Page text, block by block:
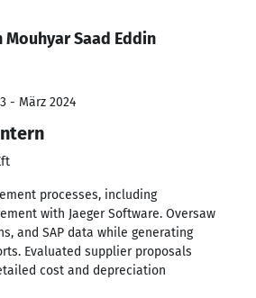
Saad Eddin
- März 2024
processes, including
with Jaeger Software. Oversaw
and SAP data while generating
Evaluated supplier proposals
cost and depreciation